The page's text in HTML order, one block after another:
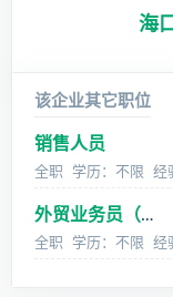
海
该企业其它职位
销售人员
全职 学历：不限 经
外贸业务员（进口·农产品/香料
全职 学历：不限 经